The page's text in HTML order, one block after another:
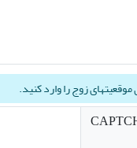
زوج را وارد کنید.